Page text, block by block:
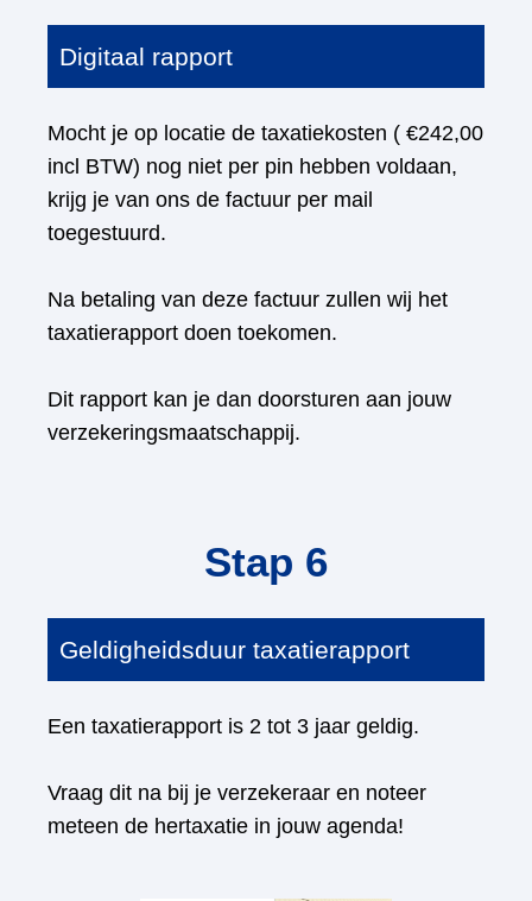
Digitaal rapport
Mocht je op locatie de taxatiekosten ( €242,00
incl BTW) nog niet per pin hebben voldaan,
krijg je van ons de factuur per mail
toegestuurd.
Na betaling van deze factuur zullen wij het
taxatierapport doen toekomen.
Dit rapport kan je dan doorsturen aan jouw
verzekeringsmaatschappij.
Stap 6
Geldigheidsduur taxatierapport
Een taxatierapport is 2 tot 3 jaar geldig.
Vraag dit na bij je verzekeraar en noteer
meteen de hertaxatie in jouw agenda!